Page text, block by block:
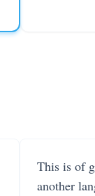
This is of
another